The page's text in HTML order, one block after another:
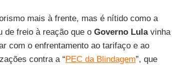
mais à frente, mas é nítido como a
de freio à reação que o Governo Lulavinha
com o enfrentamento ao tarifaço e ao
contra a “PEC da Blindagem”, que